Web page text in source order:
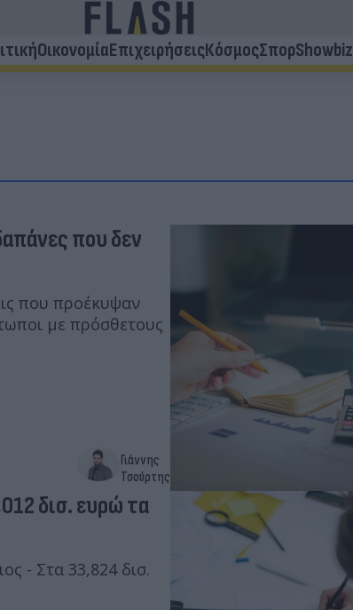
ΟικονομίαΕπιχειρήσειςΚόσμοςΣπορShowbiz
που δεν
που προέκυψαν
με πρόσθετους
Γιάννης
Τσούρτης
- Στα 33,824 δισ.